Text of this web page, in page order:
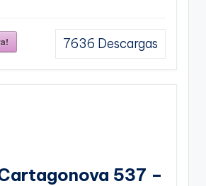
7636 Descargas
537 –